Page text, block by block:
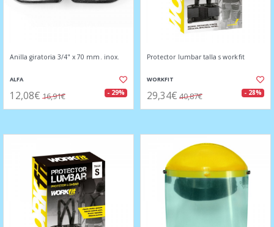
Anilla giratoria 3/4" x 70 mm. inox.
ALFA
12,08€ 16,91€ - 29%
Protector lumbar talla s workfit
WORKFIT
29,34€ 40,87€ - 28%